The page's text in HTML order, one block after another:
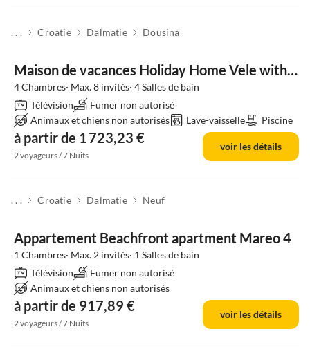
. . . Croatie Dalmatie Dousina
Maison de vacances Holiday Home Vele with pool
4 Chambres· Max. 8 invités· 4 Salles de bain
Télévision
Fumer non autorisé
Animaux et chiens non autorisés
Lave-vaisselle Piscine
à partir de 1 723,23 €
2 voyageurs / 7 Nuits
voir les détails
. . . Croatie Dalmatie Neuf
Appartement Beachfront apartment Mareo 4
1 Chambres· Max. 2 invités· 1 Salles de bain
Télévision
Fumer non autorisé
Animaux et chiens non autorisés
à partir de 917,89 €
2 voyageurs / 7 Nuits
voir les détails